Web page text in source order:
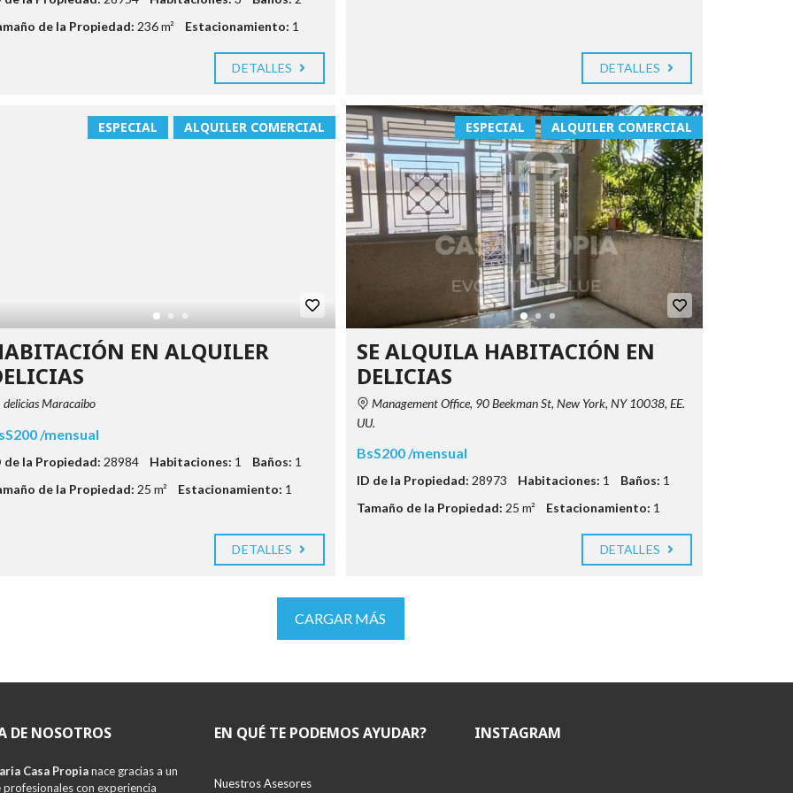
de la Propiedad: 236 m² Estacionamiento: 1
DETALLES DETALLES
ALQUILER COMERCIAL
ESPECIAL
EN ALQUILER
delicias Maracaibo
/mensual
de la Propiedad: 28984 Habitaciones: 1 Baños: 1
de la Propiedad: 25 m² Estacionamiento: 1
DETALLES
ALQUILER COMERCIAL
ESPECIAL
SE ALQUILA HABITACIÓN EN
DELICIAS
Management Office, 90 Beekman St, New York, NY 10038, EE.
UU.
BsS200 /mensual
ID de la Propiedad: 28973 Habitaciones: 1 Baños: 1
Tamaño de la Propiedad: 25 m² Estacionamiento: 1
DETALLES
CARGAR MÁS
DE NOSOTROS
Casa Propianace gracias a un
con experiencia
EN QUÉ TE PODEMOS AYUDAR?
Nuestros Asesores
INSTAGRAM